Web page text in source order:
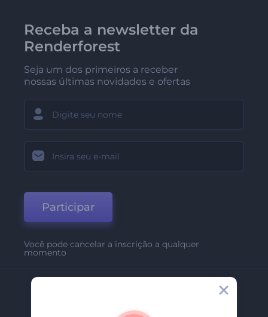
Receba a newsletter da
Renderforest
Seja um dos primeiros a receber
nossas últimas novidades e ofertas
Participar
Você pode cancelar a inscrição a qualquer
momento
Sobre Nós